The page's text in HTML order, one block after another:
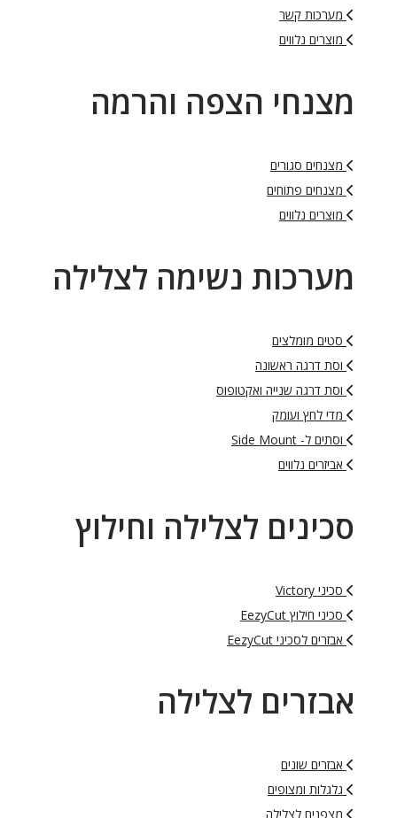
מערכות קשר
מוצרים נלווים
מצנחי הצפה והרמה
מצנחים סגורים
מצנחים פתוחים
מוצרים נלווים
מערכות נשימה לצלילה
סטים מומלצים
וסת דרגה ראשונה
וסת דרגה שנייה ואקטופוס
מדי לחץ ועומק
וסתים ל- Side Mount
אביזרים נלווים
סכינים לצלילה וחילוץ
סכיני Victory
סכיני חילוץ EezyCut
אבזרים לסכיני EezyCut
אבזרים לצלילה
אבזרים שונים
גלגלות ומצופים
מצפנים לצלילה